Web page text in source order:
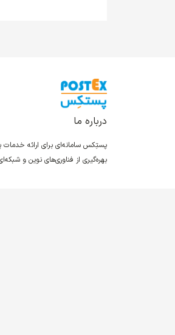
درباره ما
پستِکس سامانه‌ای برای ارائه
بهره‌گیری از فناوری‌های نوین و